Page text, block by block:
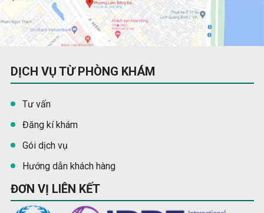
DỊCH VỤ TỪ PHÒNG KHÁM
Tư vấn
Đăng kí khám
Gói dịch vụ
Hướng dẫn khách hàng
ĐƠN VỊ LIÊN KẾT